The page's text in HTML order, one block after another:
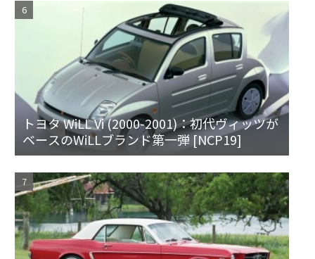
トヨタ WiLL Vi (2000-2001)：初代ヴィッツが
ベースのWiLLブランド第一弾 [NCP19]